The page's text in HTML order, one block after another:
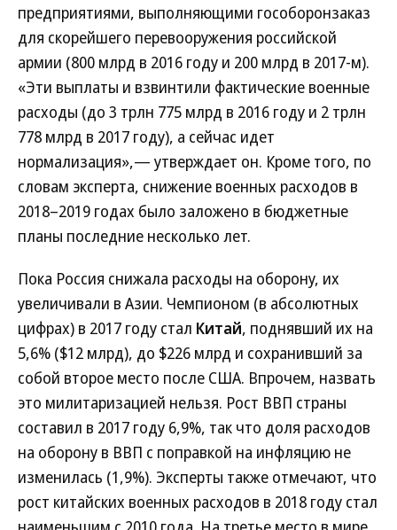
предприятиями, выполняющими гособоронзаказ
для скорейшего перевооружения российской
армии (800 млрд в 2016 году и 200 млрд в 2017-м).
«Эти выплаты и взвинтили фактические военные
расходы (до 3 трлн 775 млрд в 2016 году и 2 трлн
778 млрд в 2017 году), а сейчас идет
нормализация»,— утверждает он. Кроме того, по
словам эксперта, снижение военных расходов в
2018–2019 годах было заложено в бюджетные
планы последние несколько лет.
Пока Россия снижала расходы на оборону, их
увеличивали в Азии. Чемпионом (в абсолютных
цифрах) в 2017 году стал Китай, поднявший их на
5,6% ($12 млрд), до $226 млрд и сохранивший за
собой второе место после США. Впрочем, назвать
это милитаризацией нельзя. Рост ВВП страны
составил в 2017 году 6,9%, так что доля расходов
на оборону в ВВП с поправкой на инфляцию не
изменилась (1,9%). Эксперты также отмечают, что
рост китайских военных расходов в 2018 году стал